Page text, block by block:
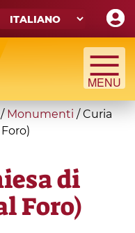
/ Monumenti /Curia
di
Foro)